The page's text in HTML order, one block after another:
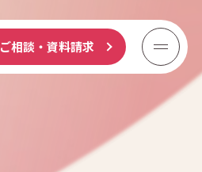
ご相談・資料請求